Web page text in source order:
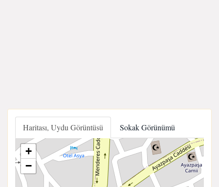
Haritası, Uydu Görüntüsü Sokak Görünümü
+
−